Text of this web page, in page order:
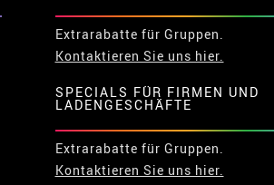
Extrarabatte für Gruppen.
Kontaktieren Sie uns hier.
SPECIALS FÜR FIRMEN UND
LADENGESCHÄFTE
Extrarabatte für Gruppen.
Kontaktieren Sie uns hier.